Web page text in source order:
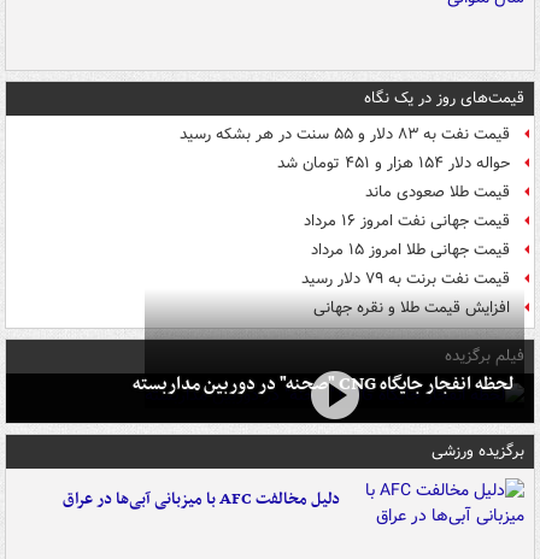
قیمت‌های روز در یک نگاه
قیمت نفت به ۸۳ دلار و ۵۵ سنت در هر بشکه رسید
حواله دلار ۱۵۴ هزار و ۴۵۱ تومان شد
قیمت طلا صعودی ماند
قیمت جهانی نفت امروز ۱۶ مرداد
قیمت جهانی طلا امروز ۱۵ مرداد
قیمت نفت برنت به ۷۹ دلار رسید
افزایش قیمت طلا و نقره جهانی
فیلم برگزیده
لحظه انفجار جایگاه CNG "صحنه" در دوربین مداربسته
برگزیده ورزشی
دلیل مخالفت AFC با میزبانی آبی‌ها در عراق